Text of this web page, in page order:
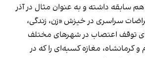
سابقه داشته و به عنوان مثال در آذر
سراسری در خیزش «زن، زندگی،
برای توقف اعتصاب در شهرهای مختلف
و کرمانشاه، مغازه کسبه‌ای را که در